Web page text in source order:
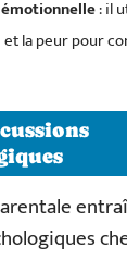
: il
la peur pour